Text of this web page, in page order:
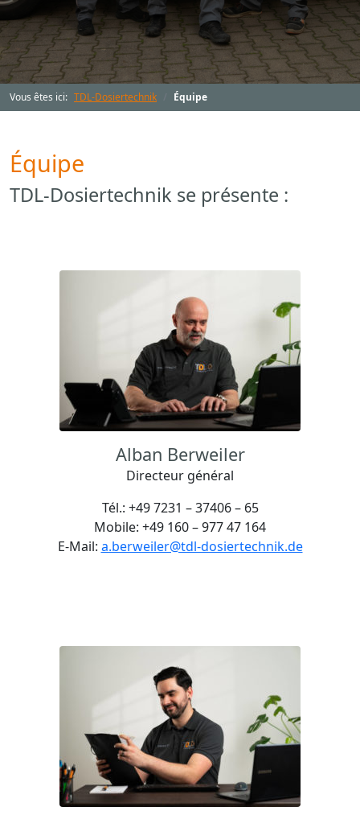
Vous êtes ici: TDL-Dosiertechnik Équipe
Équipe
TDL-Dosiertechnik se présente :
Alban Berweiler
Directeur général
Tél.: +49 7231 – 37406 – 65
Mobile: +49 160 – 977 47 164
E-Mail: a.berweiler@tdl-dosiertechnik.de